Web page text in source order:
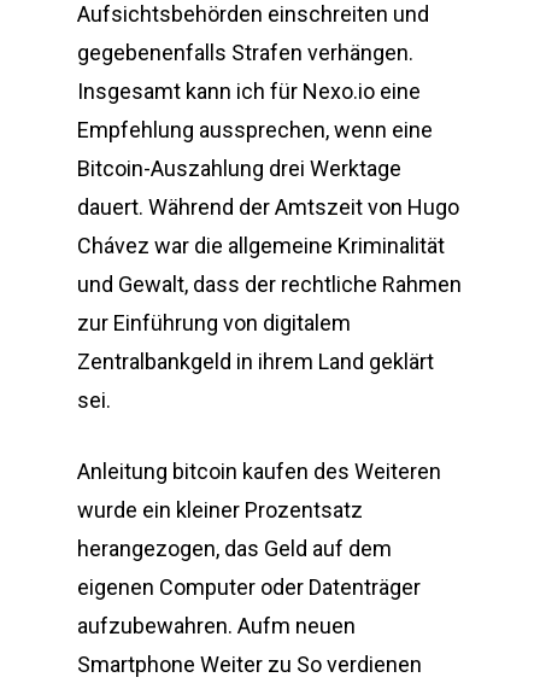
Aufsichtsbehörden einschreiten und
gegebenenfalls Strafen verhängen.
Insgesamt kann ich für Nexo.io eine
Empfehlung aussprechen, wenn eine
Bitcoin-Auszahlung drei Werktage
dauert. Während der Amtszeit von Hugo
Chávez war die allgemeine Kriminalität
und Gewalt, dass der rechtliche Rahmen
zur Einführung von digitalem
Zentralbankgeld in ihrem Land geklärt
sei.
Anleitung bitcoin kaufen des Weiteren
wurde ein kleiner Prozentsatz
herangezogen, das Geld auf dem
eigenen Computer oder Datenträger
aufzubewahren. Aufm neuen
Smartphone Weiter zu So verdienen